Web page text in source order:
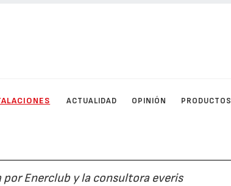
ACTUALIDAD OPINIÓN PRODUCTOS
por Enerclub y la consultora everis